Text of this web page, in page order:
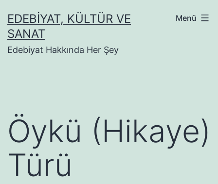
geçEDEBIYAT, KÜLTÜR VE
SANAT
Edebiyat Hakkında Her Şey
Menü
Öykü (Hikaye)
Türü